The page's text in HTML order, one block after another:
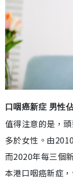
口咽癌新症 男性
值得注意的是，
多於女性。由
而2020年每三個
本港口咽癌新症